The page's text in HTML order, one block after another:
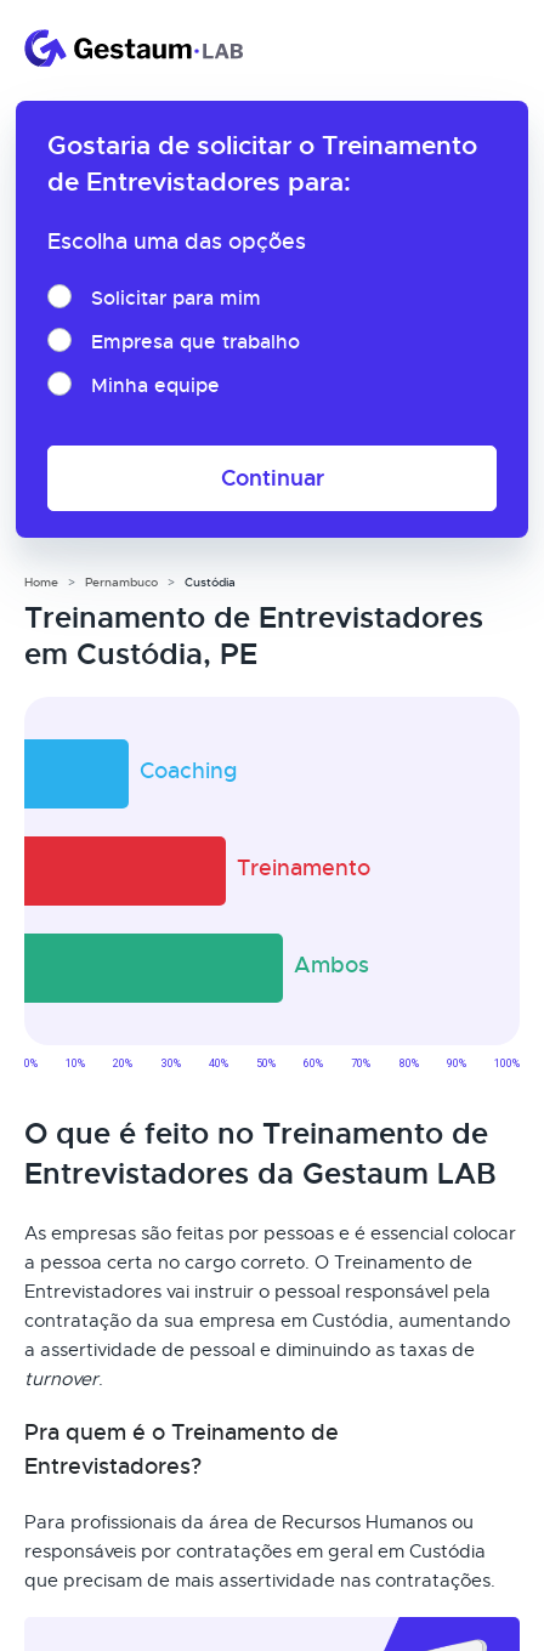
Gostaria de solicitar o Treinamento
de Entrevistadores para:
Escolha uma das opções
Solicitar para mim
Empresa que trabalho
Minha equipe
Continuar
Home Pernambuco Custódia
Treinamento de Entrevistadores
em Custódia, PE
O que é feito no Treinamento de
Entrevistadores da Gestaum LAB
As empresas são feitas por pessoas e é essencial colocar
a pessoa certa no cargo correto. O Treinamento de
Entrevistadores vai instruir o pessoal responsável pela
contratação da sua empresa em Custódia, aumentando
a assertividade de pessoal e diminuindo as taxas de
turnover.
Pra quem é o Treinamento de
Entrevistadores?
Para profissionais da área de Recursos Humanos ou
responsáveis por contratações em geral em Custódia
que precisam de mais assertividade nas contratações.